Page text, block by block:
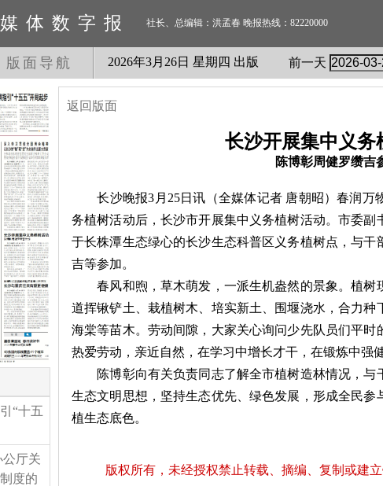
体数字报 社长、总编辑：洪孟春 晚报热线：82220000
版面导航 2026年3月 26日 星期 四 出版 前一天
“十五
厅关
度的
返回版面
长沙开展集中义务
陈博彰周健罗缵吉
长沙晚报3月25日讯（全媒体记者 唐朝昭）春润万
务植树活动后，长沙市开展集中义务植树活动。市委
于长株潭生态绿心的长沙生态科普区义务植树点，与
吉等参加。
春风和煦，草木萌发，一派生机盎然的景象。植树
道挥锹铲土、栽植树木、培实新土、围堰浇水，合力
海棠等苗木。劳动间隙，大家关心询问少先队员们平
热爱劳动，亲近自然，在学习中增长才干，在锻炼中强健
陈博彰向有关负责同志了解全市植树造林情况，与
生态文明思想，坚持生态优先、绿色发展，形成全民
植生态底色。
版权所有，未经授权禁止转载、摘编、复制或建